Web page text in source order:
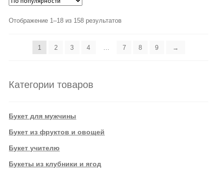
Отображение 1–18 из 158 результатов
1 2 3 4 7 8 9 →
Категории товаров
Букет для мужчины
Букет из фруктов и овощей
Букет учителю
Букеты из клубники и ягод